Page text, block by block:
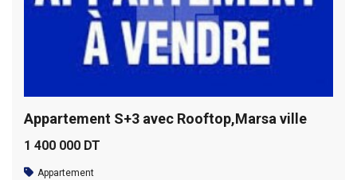
Appartement S+3 avec Rooftop,Marsa ville
1 400 000 DT
Appartement